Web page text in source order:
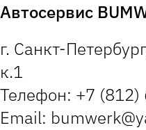
Автосервис
г. Санкт-
к.1
Телефон: +7
Email: